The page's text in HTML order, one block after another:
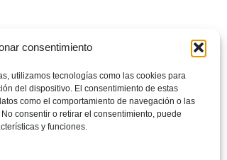
consentimiento
utilizamos tecnologías como las cookies para
del dispositivo. El consentimiento de estas
como el comportamiento de navegación o las
consentir o retirar el consentimiento, puede
y funciones.